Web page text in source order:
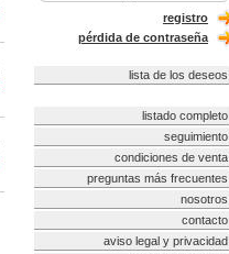
registro
pérdida de contraseña
lista de los deseos
listado completo
seguimiento
condiciones de venta
preguntas más frecuentes
nosotros
contacto
aviso legal y privacidad